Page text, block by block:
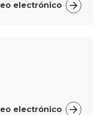
electrónico
electrónico